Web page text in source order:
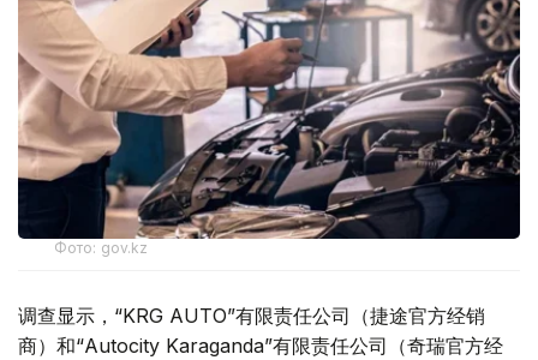
Фото: gov.kz
调查显示，“KRG AUTO”有限责任公司（捷途官方经销
商）和“Autocity Karaganda”有限责任公司（奇瑞官方经